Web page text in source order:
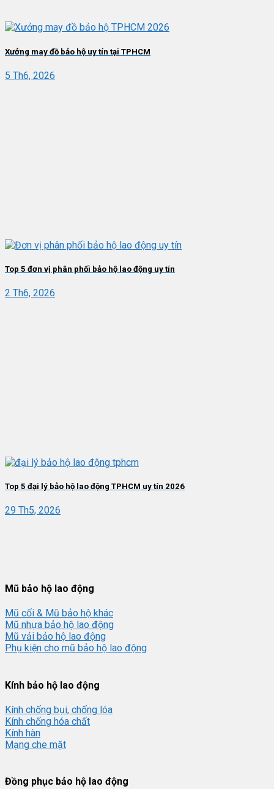
Xưởng may đồ bảo hộ uy tín tại TPHCM
5 Th6, 2026
Top 5 đơn vị phân phối bảo hộ lao động uy tín
2 Th6, 2026
Top 5 đại lý bảo hộ lao động TPHCM uy tín 2026
29 Th5, 2026
Mũ bảo hộ lao động
Mũ cối & Mũ bảo hộ khác
Mũ nhựa bảo hộ lao động
Mũ vải bảo hộ lao động
Phụ kiện cho mũ bảo hộ lao động
Kính bảo hộ lao động
Kính chống bụi, chống lóa
Kính chống hóa chất
Kính hàn
Mạng che mặt
Đồng phục bảo hộ lao động